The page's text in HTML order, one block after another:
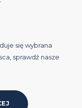
się wybrana
sprawdź nasze